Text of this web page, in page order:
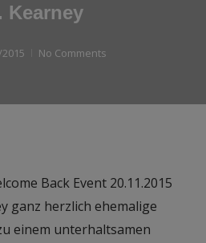
Kearney
No Comments
Back Event 20.11.2015
ganz herzlich ehemalige
einem unterhaltsamen